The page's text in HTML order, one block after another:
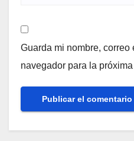
Guarda mi nombre,
navegador para la